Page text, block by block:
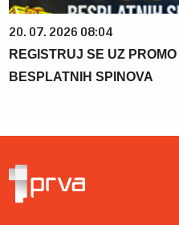
20. 07. 2026 08:04
REGISTRUJ SE UZ
BESPLATNIH SPINOVA